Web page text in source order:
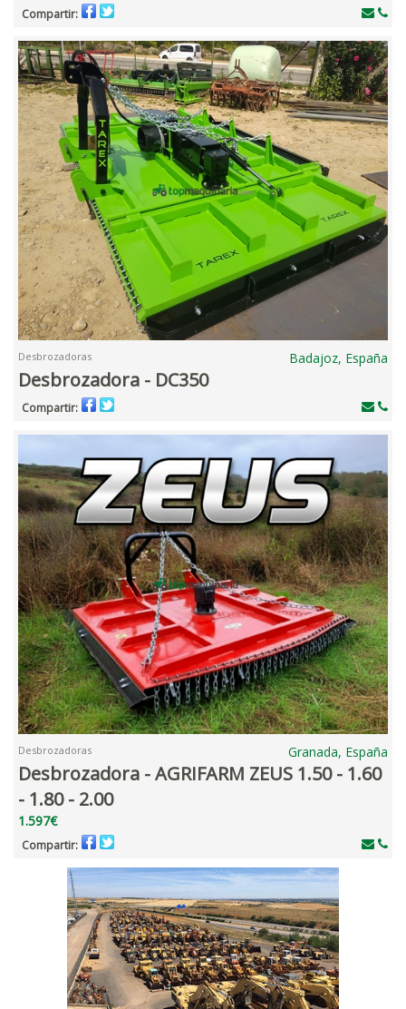
Compartir:
Desbrozadoras Badajoz, España
Desbrozadora - DC350
Compartir:
Desbrozadoras Granada, España
Desbrozadora - AGRIFARM ZEUS 1.50 - 1.60
- 1.80 - 2.00
1.597€
Compartir: